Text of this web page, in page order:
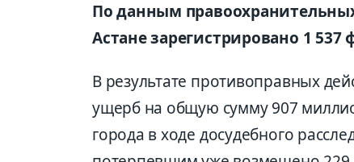
По данным
Астане зарегистрировано 1
В результате противоправных
ущерб на общую сумму 907
города в ходе досудебного